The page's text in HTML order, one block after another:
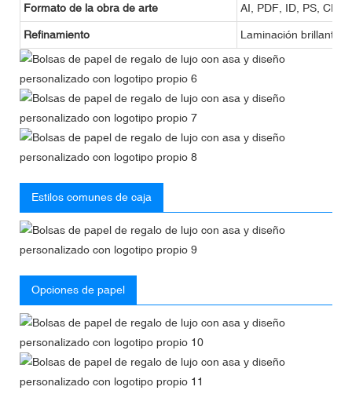
Formato de la obra de arte AI, PDF, ID, PS, CDR
Refinamiento Laminación brillante
Estilos comunes de caja
Opciones de papel